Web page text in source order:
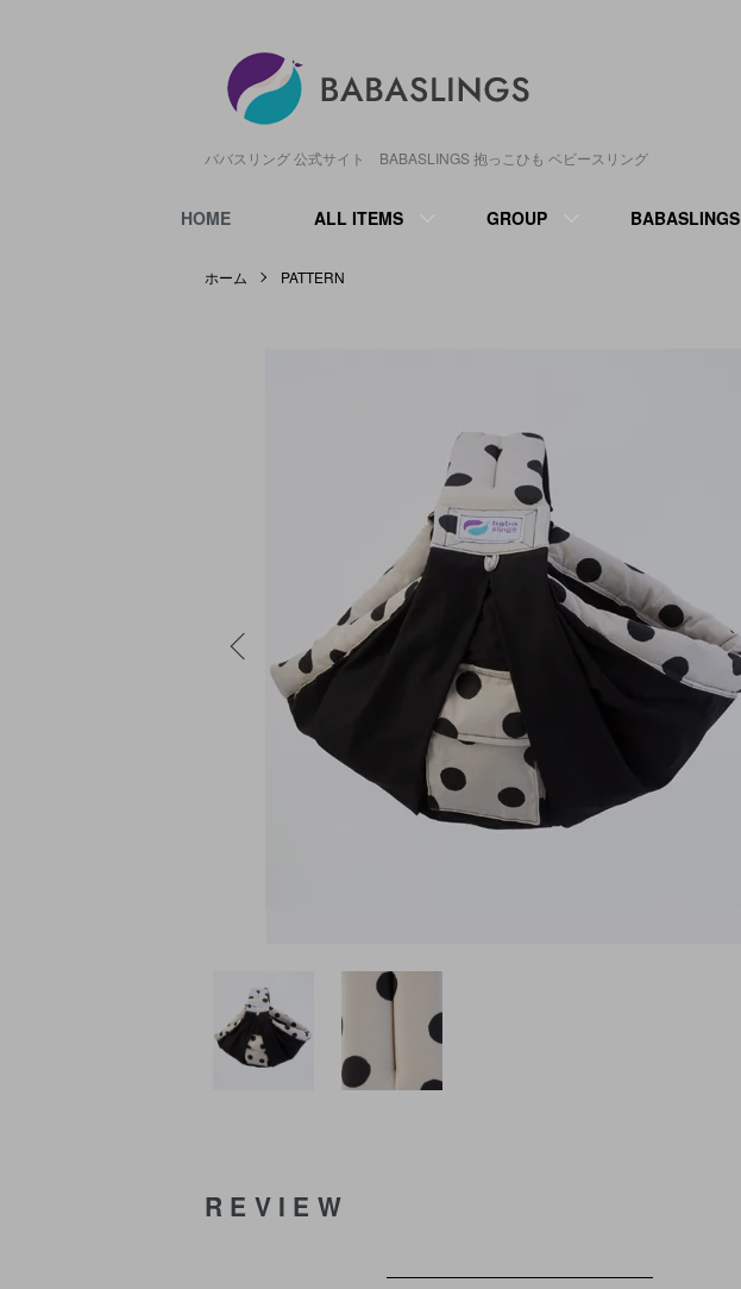
ババスリング 公式サイト BABASLINGS 抱っこひも ベビースリング
HOME ALL ITEMS GROUP BABASLINGS
ホーム PATTERN
REVIEW